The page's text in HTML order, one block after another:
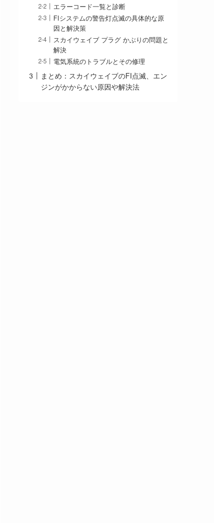
エラーコード一覧と診断
FIシステムの警告灯点滅の具体的な原
因と解決策
スカイウェイブ プラグ かぶりの問題と
解決
電気系統のトラブルとその修理
まとめ：スカイウェイブのFI点滅、エン
ジンがかからない原因や解決法